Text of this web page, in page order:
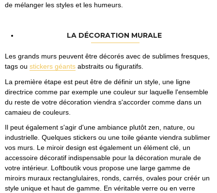
de mélanger les styles et les humeurs.
LA DÉCORATION MURALE
Les grands murs peuvent être décorés avec de sublimes fresques,
tags ou stickers géants abstraits ou figuratifs.
La première étape est peut être de définir un style, une ligne
directrice comme par exemple une couleur sur laquelle l'ensemble
du reste de votre décoration viendra s'accorder comme dans un
camaieu de couleurs.
Il peut également s'agir d'une ambiance plutôt zen, nature, ou
industrielle. Quelques stickers ou une toile géante viendra sublimer
vos murs. Le miroir design est également un élément clé, un
accessoire décoratif indispensable pour la décoration murale de
votre intérieur. Loftboutik vous propose une large gamme de
miroirs muraux rectanglulaires, ronds, carrés, ovales pour créér un
style unique et haut de gamme. En véritable verre ou en verre